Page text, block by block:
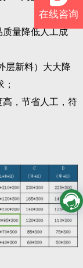
量降低人工成
层新料）大大降
，节省人工，符
在线咨询